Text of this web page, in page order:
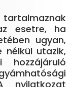
tartalmaznak
esetre, ha
ugyan,
nélkül utazik,
nyilatkozat